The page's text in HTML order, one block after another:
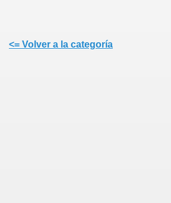
<= Volver a la categoría